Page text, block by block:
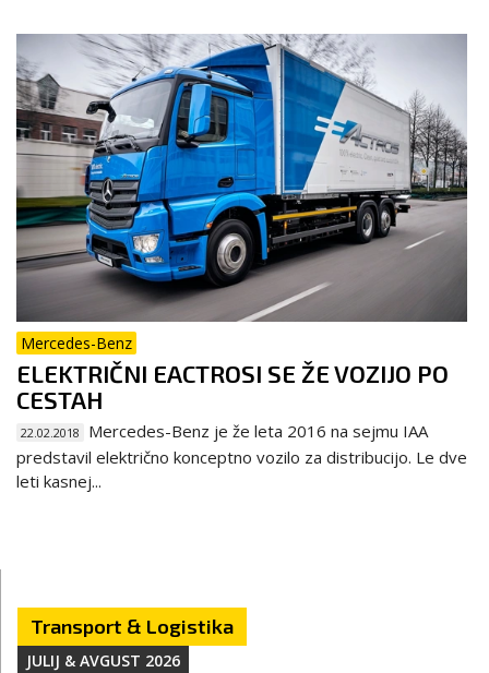
Mercedes-Benz
ELEKTRIČNI EACTROSI SE ŽE VOZIJO PO
CESTAH
22.02.2018
Mercedes-Benz je že leta 2016 na sejmu IAA
predstavil električno konceptno vozilo za distribucijo. Le dve
leti kasnej...
Transport & Logistika
JULIJ & AVGUST 2026